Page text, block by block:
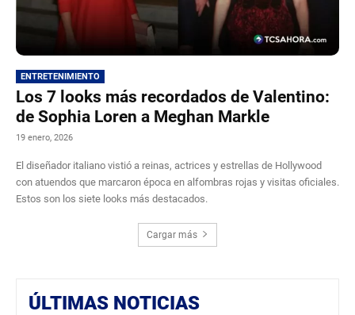
ENTRETENIMIENTO
Los 7 looks más recordados de Valentino:
de Sophia Loren a Meghan Markle
19 enero, 2026
El diseñador italiano vistió a reinas, actrices y estrellas de Hollywood
con atuendos que marcaron época en alfombras rojas y visitas oficiales.
Estos son los siete looks más destacados.
Cargar más
ÚLTIMAS NOTICIAS